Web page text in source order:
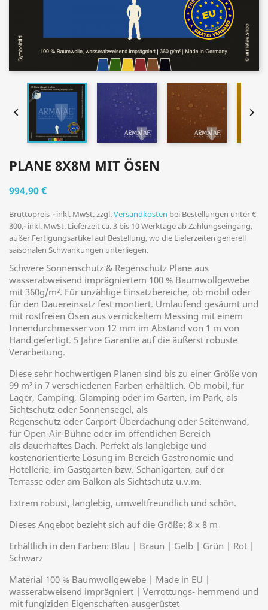
 
PLANE 8X8M MIT ÖSEN
994,90 €
Bruttopreis inkl. MwSt. zzgl.Versandkosten bei Bestellungen unter €
300,- inkl. MwSt. Lieferzeit ca. 3 bis 10 Werktage ab Zahlungseingang,
außer Fertigungsartikel auf Bestellung, wo die Lieferzeiten generell
saisonalen Schwankungen unterliegen.
Schwere Sonnenschutz & Regenschutz Plane aus
wasserabweisend imprägniertem 100 % Baumwollgewebe
mit 360g/m². Für unzählige Einsatzbereiche, ob mobil oder
für den Dauereinsatz fest montiert. Umlaufend gesäumt und
mit rostfreien Ösen aus vernickeltem Messing mit einem
Innendurchmesser von 12 mm im Abstand von 1 m von
Hand gefertigt. 5 Jahre Garantie auf die äußerst robuste
Verarbeitung.
Diese sehr hochwertigen Planen sind bis zu einer Größe von
99 m² in 7 verschiedenen Farben erhältlich. Ob mobil, für
Lager, Camping, Glamping oder im Garten, im Park, als
Sichtschutz oder Sonnensegel, als
Regenschutz oder Carport-Überdachung oder Seitenwand,
für Open-Air-Bühne oder im öffentlichen Bereich
als dauerhaftes Dach. Perfekt als langlebige und
kostenorientierte Lösung im Bereich Gastronomie und
Hotellerie, im Gastgarten bzw. Schanigarten, auf der
Terrasse oder am Balkon als Sichtschutz u.v.m.
Extrem robust, langlebig, umweltfreundlich und schön.
Dieses Angebot bezieht sich auf die Größe: 8 x 8 m
Erhältlich in den Farben: Blau | Braun | Gelb | Grün | Rot |
Schwarz
Material 100 % Baumwollgewebe | Made in EU |
wasserabweisend imprägniert | Verrottungs- hemmend und
mit fungiziden Eigenschaften ausgerüstet